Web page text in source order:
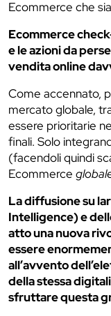
Ecommerce che
Ecommerce
e le azioni da
vendita online
Come accennato,
mercato globale,
essere prioritarie
finali. Solo
(facendoli quindi
Ecommerce
La diffusione su
Intelligence) e
atto una nuova
essere
all’avvento
della stessa
sfruttare questa